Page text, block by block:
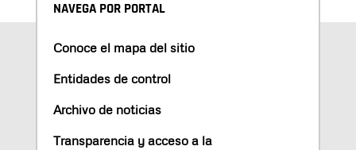
NAVEGA POR PORTAL
Conoce el mapa del sitio
Entidades de control
Archivo de noticias
Transparencia y acceso a la